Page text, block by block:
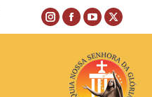
Instagram
page
new
Facebook
page
opens
in
new
YouTube
page
opens
in
new
X
page
in
new